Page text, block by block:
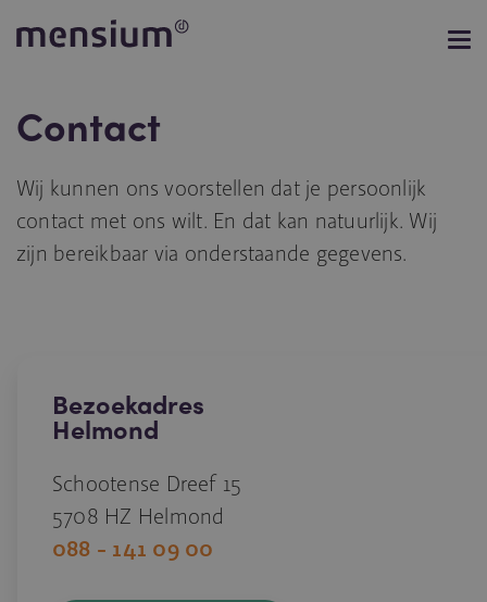
Contact
Wij kunnen ons voorstellen dat je persoonlijk
contact met ons wilt. En dat kan natuurlijk. Wij
zijn bereikbaar via onderstaande gegevens.
Bezoekadres
Helmond
Schootense Dreef 15
5708 HZ Helmond
088 - 141 09 00